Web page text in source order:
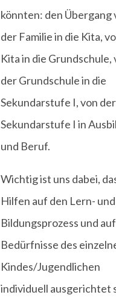
könnten: den Übergang
der Familie in die Kita,
Kita in die Grundschule,
der Grundschule in die
Sekundarstufe I, von der
Sekundarstufe I in
und Beruf.
Wichtig ist uns dabei,
Hilfen auf den Lern- und
Bildungsprozess und
Bedürfnisse des
Kindes/Jugendlichen
individuell ausgerichtet